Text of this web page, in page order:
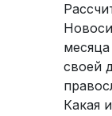
своей
Какая